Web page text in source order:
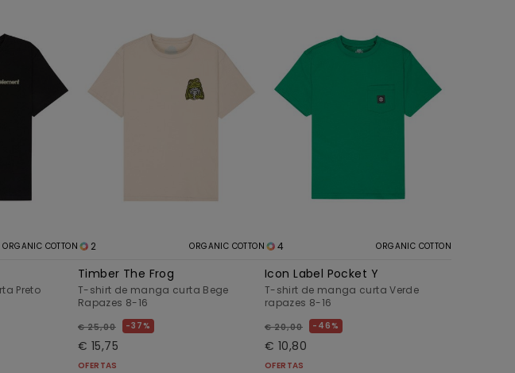
ORGANIC COTTON
Preto
2 ORGANIC COTTON
Timber The Frog
T-shirt de manga curta Bege
Rapazes 8-16
€ 25,00 37%
€ 15,75
OFERTAS
4 ORGANIC COTTON
Icon Label Pocket Y
T-shirt de manga curta Verde
rapazes 8-16
€ 20,00 46%
€ 10,80
OFERTAS